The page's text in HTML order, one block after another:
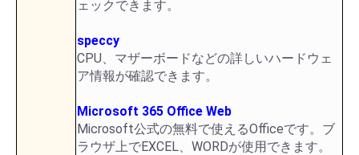
ェックできます。
speccy
CPU、マザーボードなどの詳しいハードウェ
ア情報が確認できます。
Microsoft 365 Office Web
Microsoft公式の無料で使えるOfficeです。ブ
ラウザ上でEXCEL、WORDが使用できます。